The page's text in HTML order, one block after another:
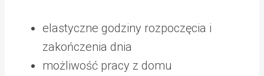
elastyczne godziny rozpoczęcia i
zakończenia dnia
możliwość pracy z domu